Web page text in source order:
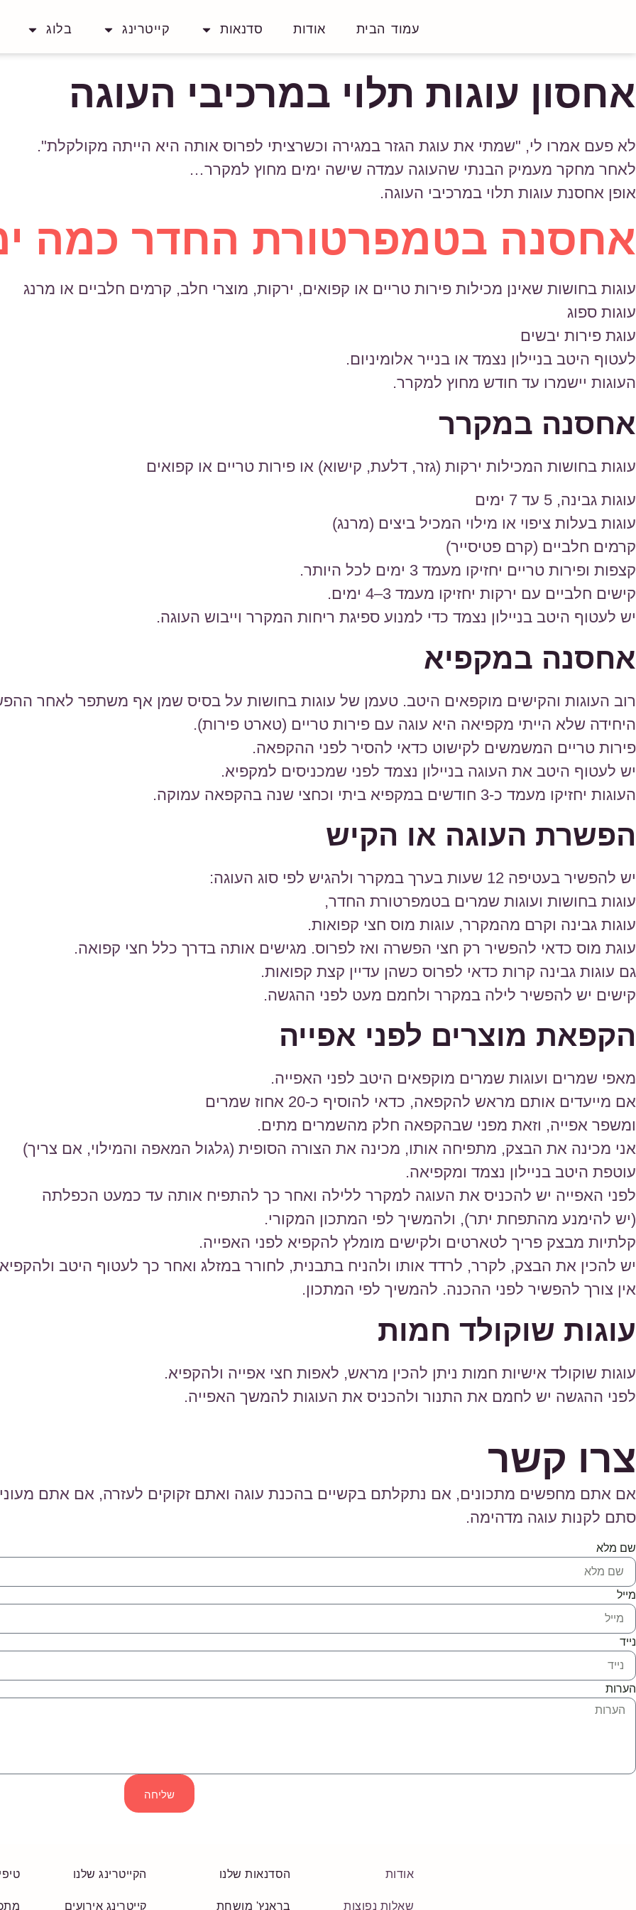
עמוד הבית אודות סדנאות קייטרינג בלוג
אחסון עוגות תלוי במרכיבי העוגה
לא פעם אמרו לי, "שמתי את עוגת הגזר במגירה וכשרציתי לפרוס אותה היא הייתה מקולקלת".
לאחר מחקר מעמיק הבנתי שהעוגה עמדה שישה ימים מחוץ למקרר…
אופן אחסנת עוגות תלוי במרכיבי העוגה.
אחסנה בטמפרטורת החדר כמה
עוגות בחושות שאינן מכילות פירות טריים או קפואים, ירקות, מוצרי חלב, קרמים חלביים או מרנג
עוגות ספוג
עוגת פירות יבשים
לעטוף היטב בניילון נצמד או בנייר אלומיניום.
העוגות יישמרו עד חודש מחוץ למקרר.
אחסנה במקרר
עוגות בחושות המכילות ירקות (גזר, דלעת, קישוא) או פירות טריים או קפואים
עוגות גבינה, 5 עד 7 ימים
עוגות בעלות ציפוי או מילוי המכיל ביצים (מרנג)
קרמים חלביים (קרם פטיסייר)
קצפות ופירות טריים יחזיקו מעמד 3 ימים לכל היותר.
קישים חלביים עם ירקות יחזיקו מעמד 3–4 ימים.
יש לעטוף היטב בניילון נצמד כדי למנוע ספיגת ריחות המקרר וייבוש העוגה.
אחסנה במקפיא
רוב העוגות והקישים מוקפאים היטב. טעמן של עוגות בחושות על בסיס שמן אף משתפר לאחר
היחידה שלא הייתי מקפיאה היא עוגה עם פירות טריים (טארט פירות).
פירות טריים המשמשים לקישוט כדאי להסיר לפני ההקפאה.
יש לעטוף היטב את העוגה בניילון נצמד לפני שמכניסים למקפיא.
העוגות יחזיקו מעמד כ-3 חודשים במקפיא ביתי וכחצי שנה בהקפאה עמוקה.
הפשרת העוגה או הקיש
יש להפשיר בעטיפה 12 שעות בערך במקרר ולהגיש לפי סוג העוגה:
עוגות בחושות ועוגות שמרים בטמפרטורת החדר,
עוגות גבינה וקרם מהמקרר, עוגות מוס חצי קפואות.
עוגת מוס כדאי להפשיר רק חצי הפשרה ואז לפרוס. מגישים אותה בדרך כלל חצי קפואה.
גם עוגות גבינה קרות כדאי לפרוס כשהן עדיין קצת קפואות.
קישים יש להפשיר לילה במקרר ולחמם מעט לפני ההגשה.
הקפאת מוצרים לפני אפייה
מאפי שמרים ועוגות שמרים מוקפאים היטב לפני האפייה.
אם מייעדים אותם מראש להקפאה, כדאי להוסיף כ-20 אחוז שמרים
ומשפר אפייה, וזאת מפני שבהקפאה חלק מהשמרים מתים.
אני מכינה את הבצק, מתפיחה אותו, מכינה את הצורה הסופית (גלגול המאפה והמילוי, אם צריך)
עוטפת היטב בניילון נצמד ומקפיאה.
לפני האפייה יש להכניס את העוגה למקרר ללילה ואחר כך להתפיח אותה עד כמעט הכפלתה
(יש להימנע מהתפחת יתר), ולהמשיך לפי המתכון המקורי.
קלתיות מבצק פריך לטארטים ולקישים מומלץ להקפיא לפני האפייה.
יש להכין את הבצק, לקרר, לרדד אותו ולהניח בתבנית, לחורר במזלג ואחר כך לעטוף היטב
אין צורך להפשיר לפני ההכנה. להמשיך לפי המתכון.
עוגות שוקולד חמות
עוגות שוקולד אישיות חמות ניתן להכין מראש, לאפות חצי אפייה ולהקפיא.
לפני ההגשה יש לחמם את התנור ולהכניס את העוגות להמשך האפייה.
צרו קשר
אם אתם מחפשים מתכונים, אם נתקלתם בקשיים בהכנת עוגה ואתם זקוקים לעזרה, אם אתם
סתם לקנות עוגה מדהימה.
שם מלא
מייל
נייד
הערות
שליחה
אודות
שאלות נפוצות
הסדנאות שלנו
בראנץ' מושחת
הקייטרינג שלנו
קייטרינג אירועים